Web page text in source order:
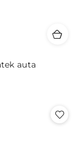
auta